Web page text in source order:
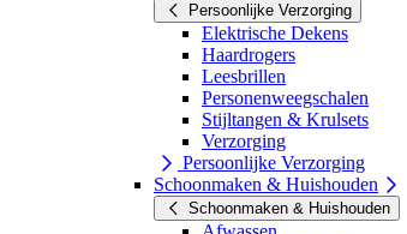
Persoonlijke Verzorging
Elektrische Dekens
Haardrogers
Leesbrillen
Personenweegschalen
Stijltangen & Krulsets
Verzorging
Persoonlijke Verzorging
Schoonmaken & Huishouden
Schoonmaken & Huishouden